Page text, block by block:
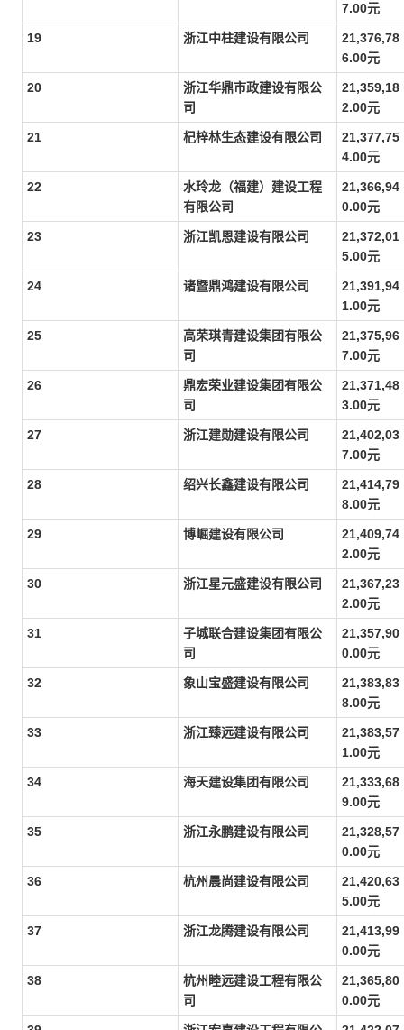
7.00元
19 浙江中柱建设有限公司
21,376,78
6.00元
20
浙江华鼎市政建设有限公
司
21,359,18
2.00元
21 杞梓林生态建设有限公司
21,377,75
4.00元
22
水玲龙（福建）建设工程
有限公司
21,366,94
0.00元
23 浙江凯恩建设有限公司
21,372,01
5.00元
24 诸暨鼎鸿建设有限公司
21,391,94
1.00元
25
高荣琪青建设集团有限公
司
21,375,96
7.00元
26
鼎宏荣业建设集团有限公
司
21,371,48
3.00元
27 浙江建勋建设有限公司
21,402,03
7.00元
28 绍兴长鑫建设有限公司
21,414,79
8.00元
29 博崛建设有限公司
21,409,74
2.00元
30 浙江星元盛建设有限公司
21,367,23
2.00元
31
子城联合建设集团有限公
司
21,357,90
0.00元
32 象山宝盛建设有限公司
21,383,83
8.00元
33 浙江臻远建设有限公司
21,383,57
1.00元
34 海天建设集团有限公司
21,333,68
9.00元
35 浙江永鹏建设有限公司
21,328,57
0.00元
36 杭州晨尚建设有限公司
21,420,63
5.00元
37 浙江龙腾建设有限公司
21,413,99
0.00元
38
杭州睦远建设工程有限公
司
21,365,80
0.00元